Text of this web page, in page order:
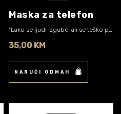
Maska za telefon
"Lako se ljudi izgube, ali se teško pronađu"
35,00 KM
NARUČI ODMAH